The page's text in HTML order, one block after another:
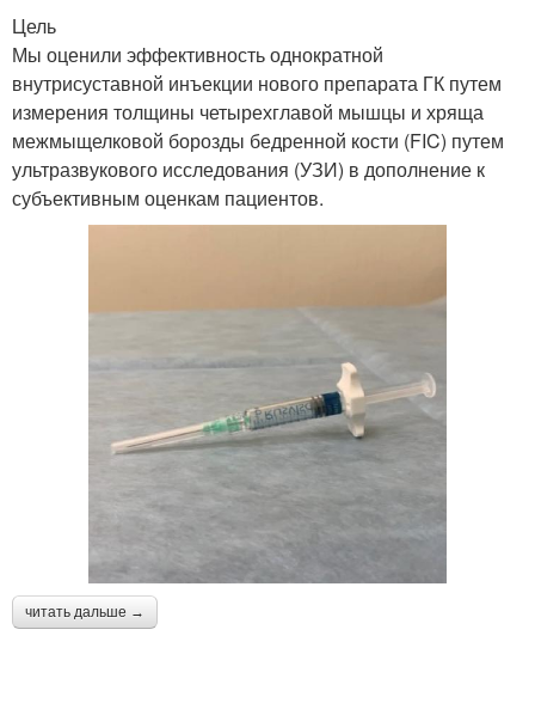
Цель
Мы оценили эффективность однократной
внутрисуставной инъекции нового препарата ГК путем
измерения толщины четырехглавой мышцы и хряща
межмыщелковой борозды бедренной кости (FIC) путем
ультразвукового исследования (УЗИ) в дополнение к
субъективным оценкам пациентов.
читать дальше →